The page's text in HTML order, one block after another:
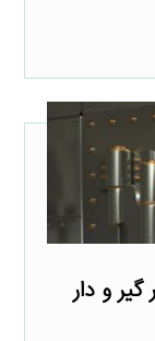
و دار